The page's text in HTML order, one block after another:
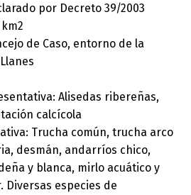
por Decreto 39/2003
de Caso, entorno de la
Alisedas ribereñas,
calcícola
Trucha común, trucha arco
desmán, andarríos chico,
y blanca, mirlo acuático y
Diversas especies de